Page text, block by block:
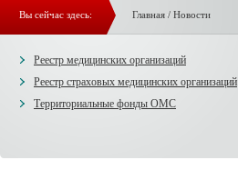
Вы сейчас здесь: Главная/ Новости
Реестр медицинских организаций
Реестр страховых медицинских организаций
Территориальные фонды ОМС